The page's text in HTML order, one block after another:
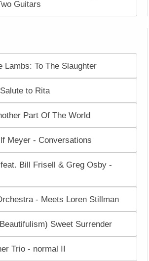
Guitars
Lambs: To The Slaughter
to Rita
Part Of The World
Meyer - Conversations
Bill Frisell & Greg Osby -
- Meets Loren Stillman
Sweet Surrender
Trio - normal II